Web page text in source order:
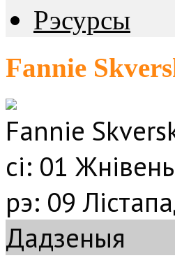
Рэсурсы
Fannie
Fannie
сі: 01
рэ: 09
Дадзеныя